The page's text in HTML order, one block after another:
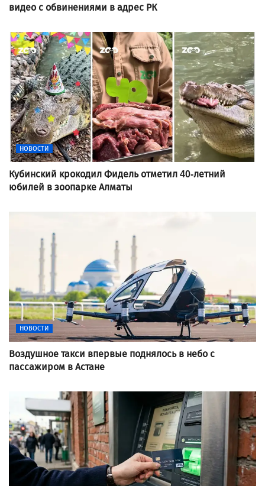
видео с обвинениями в адрес РК
НОВОСТИ
Кубинский крокодил Фидель отметил 40-летний
юбилей в зоопарке Алматы
НОВОСТИ
Воздушное такси впервые поднялось в небо с
пассажиром в Астане